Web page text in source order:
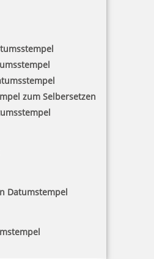
zum Selbersetzen
Datumstempel
Feld den Text ein, wie
erscheinen soll.
Schreibweise. Der
hier Hinweise und spezielle
an unsere
ein.